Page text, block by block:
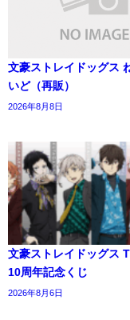
文豪ストレイドッグス
いど（再販）
2026年8月8日
文豪ストレイドッグス
10周年記念くじ
2026年8月6日